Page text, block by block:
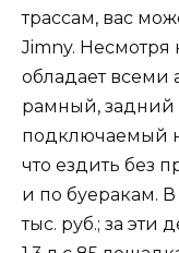
трассам, вас
Jimny.
обладает всеми
рамный, задний
подключаемый
что ездить без
и по буеракам.
тыс. руб.; за эти